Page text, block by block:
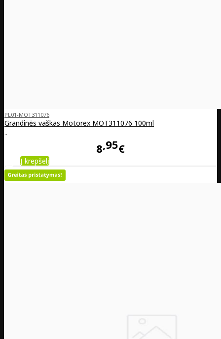
PL01-MOT311076
Grandinės vaškas Motorex MOT311076 100ml
..
8 95€
Į krepšelį